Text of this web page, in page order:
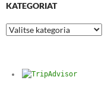
KATEGORIAT
Kategoriat